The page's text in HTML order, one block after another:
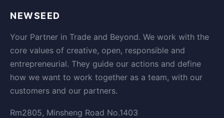
NEWSEED
Your Partner in Trade and Beyond. We work with the
core values of creative, open, responsible and
entrepreneurial. They guide our actions and define
how we want to work together as a team, with our
customers and our partners.
Rm2805, Minsheng Road No.1403